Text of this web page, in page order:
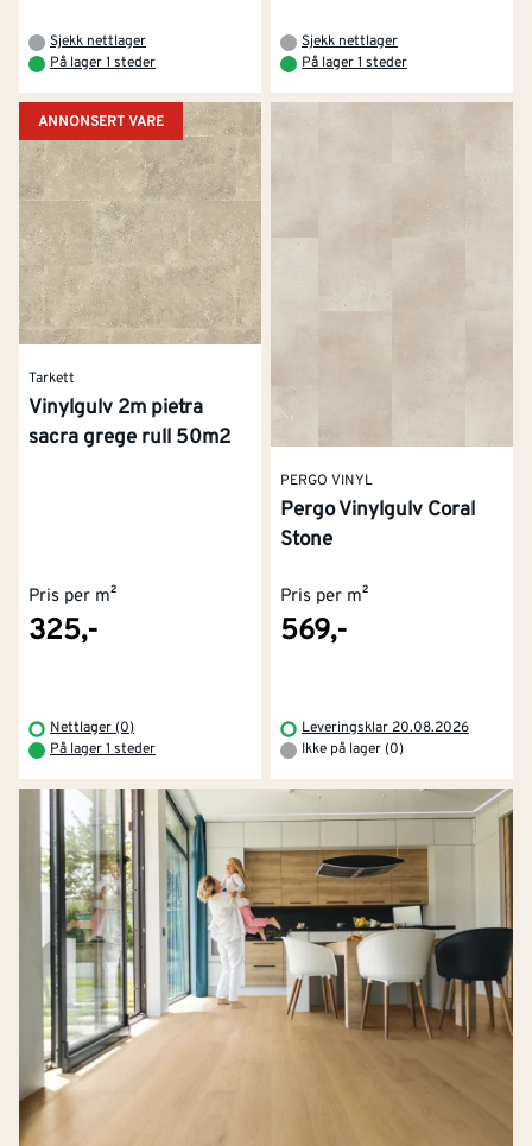
Sjekk nettlager
På lager 1 steder
Sjekk nettlager
På lager 1 steder
ANNONSERT VARE
Tarkett
Vinylgulv 2m pietra
sacra grege rull 50m2
Pris per m²
325,-
Nettlager (0)
På lager 1 steder
PERGO VINYL
Pergo Vinylgulv Coral
Stone
Pris per m²
569,-
Leveringsklar 20.08.2026
Ikke på lager (0)